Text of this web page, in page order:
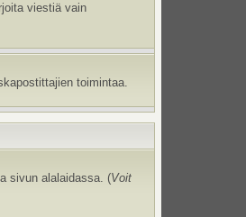
viestiä vain
toimintaa.
sivun alalaidassa. (Voit